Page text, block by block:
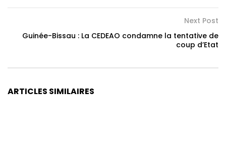
Next Post
Guinée-Bissau : La CEDEAO condamne la tentative de
coup d’Etat
ARTICLES SIMILAIRES